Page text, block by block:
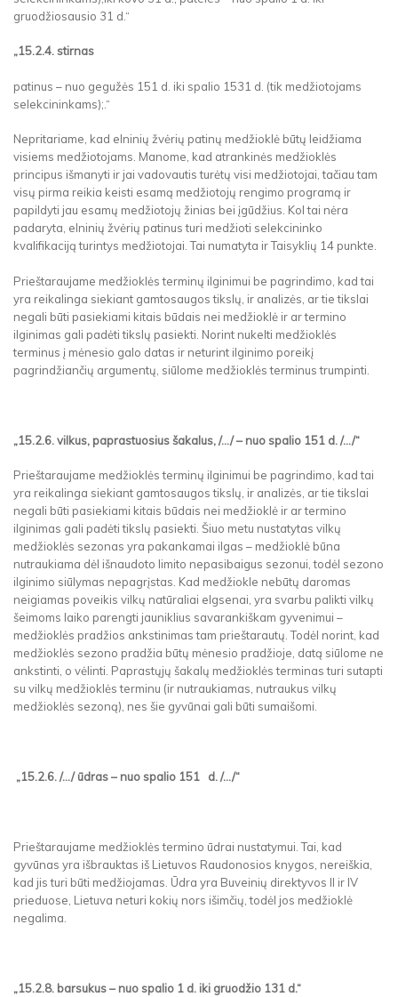
gruodžiosausio 31 d.“
„15.2.4. stirnas
patinus – nuo gegužės 151 d. iki spalio 1531 d. (tik medžiotojams
selekcininkams);.“
Nepritariame, kad elninių žvėrių patinų medžioklė būtų leidžiama
visiems medžiotojams. Manome, kad atrankinės medžioklės
principus išmanyti ir jai vadovautis turėtų visi medžiotojai, tačiau tam
visų pirma reikia keisti esamą medžiotojų rengimo programą ir
papildyti jau esamų medžiotojų žinias bei įgūdžius. Kol tai nėra
padaryta, elninių žvėrių patinus turi medžioti selekcininko
kvalifikaciją turintys medžiotojai. Tai numatyta ir Taisyklių 14 punkte.
Prieštaraujame medžioklės terminų ilginimui be pagrindimo, kad tai
yra reikalinga siekiant gamtosaugos tikslų, ir analizės, ar tie tikslai
negali būti pasiekiami kitais būdais nei medžioklė ir ar termino
ilginimas gali padėti tikslų pasiekti. Norint nukelti medžioklės
terminus į mėnesio galo datas ir neturint ilginimo poreikį
pagrindžiančių argumentų, siūlome medžioklės terminus trumpinti.
„15.2.6. vilkus, paprastuosius šakalus, /.../ – nuo spalio 151 d. /.../“
Prieštaraujame medžioklės terminų ilginimui be pagrindimo, kad tai
yra reikalinga siekiant gamtosaugos tikslų, ir analizės, ar tie tikslai
negali būti pasiekiami kitais būdais nei medžioklė ir ar termino
ilginimas gali padėti tikslų pasiekti. Šiuo metu nustatytas vilkų
medžioklės sezonas yra pakankamai ilgas – medžioklė būna
nutraukiama dėl išnaudoto limito nepasibaigus sezonui, todėl sezono
ilginimo siūlymas nepagrįstas. Kad medžiokle nebūtų daromas
neigiamas poveikis vilkų natūraliai elgsenai, yra svarbu palikti vilkų
šeimoms laiko parengti jauniklius savarankiškam gyvenimui –
medžioklės pradžios ankstinimas tam prieštarautų. Todėl norint, kad
medžioklės sezono pradžia būtų mėnesio pradžioje, datą siūlome ne
ankstinti, o vėlinti. Paprastųjų šakalų medžioklės terminas turi sutapti
su vilkų medžioklės terminu (ir nutraukiamas, nutraukus vilkų
medžioklės sezoną), nes šie gyvūnai gali būti sumaišomi.
„15.2.6. /.../ ūdras – nuo spalio 151 d. /.../“
Prieštaraujame medžioklės termino ūdrai nustatymui. Tai, kad
gyvūnas yra išbrauktas iš Lietuvos Raudonosios knygos, nereiškia,
kad jis turi būti medžiojamas. Ūdra yra Buveinių direktyvos II ir IV
prieduose, Lietuva neturi kokių nors išimčių, todėl jos medžioklė
negalima.
„15.2.8. barsukus – nuo spalio 1 d. iki gruodžio 131 d.“